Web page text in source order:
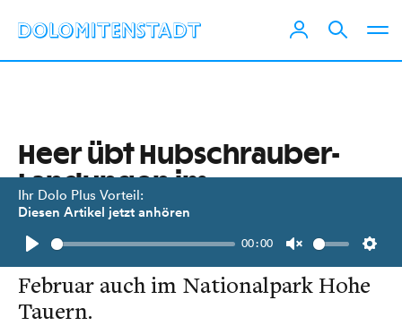
Ihr Dolo Plus Vorteil:
Diesen Artikel jetzt anhören
Play
00:00
Unmute
Heer übt Hubschrauber-
Landungen im
Hochgebirge
Trainiert wird zwischen 10. und 21.
Februar auch im Nationalpark Hohe
Tauern.